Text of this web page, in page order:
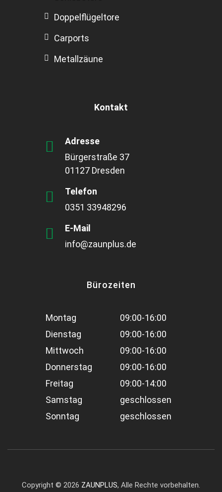
Doppelflügeltore
Carports
Metallzäune
Kontakt
Adresse
Bürgerstraße 37
01127 Dresden
Telefon
0351 33948296
E-Mail
info@zaunplus.de
Bürozeiten
Montag
09:00-16:00
Dienstag
09:00-16:00
Mittwoch
09:00-16:00
Donnerstag
09:00-16:00
Freitag
09:00-14:00
Samstag
geschlossen
Sonntag
geschlossen
Copyright © 2026 ZAUNPLUS, Alle Rechte vorbehalten.